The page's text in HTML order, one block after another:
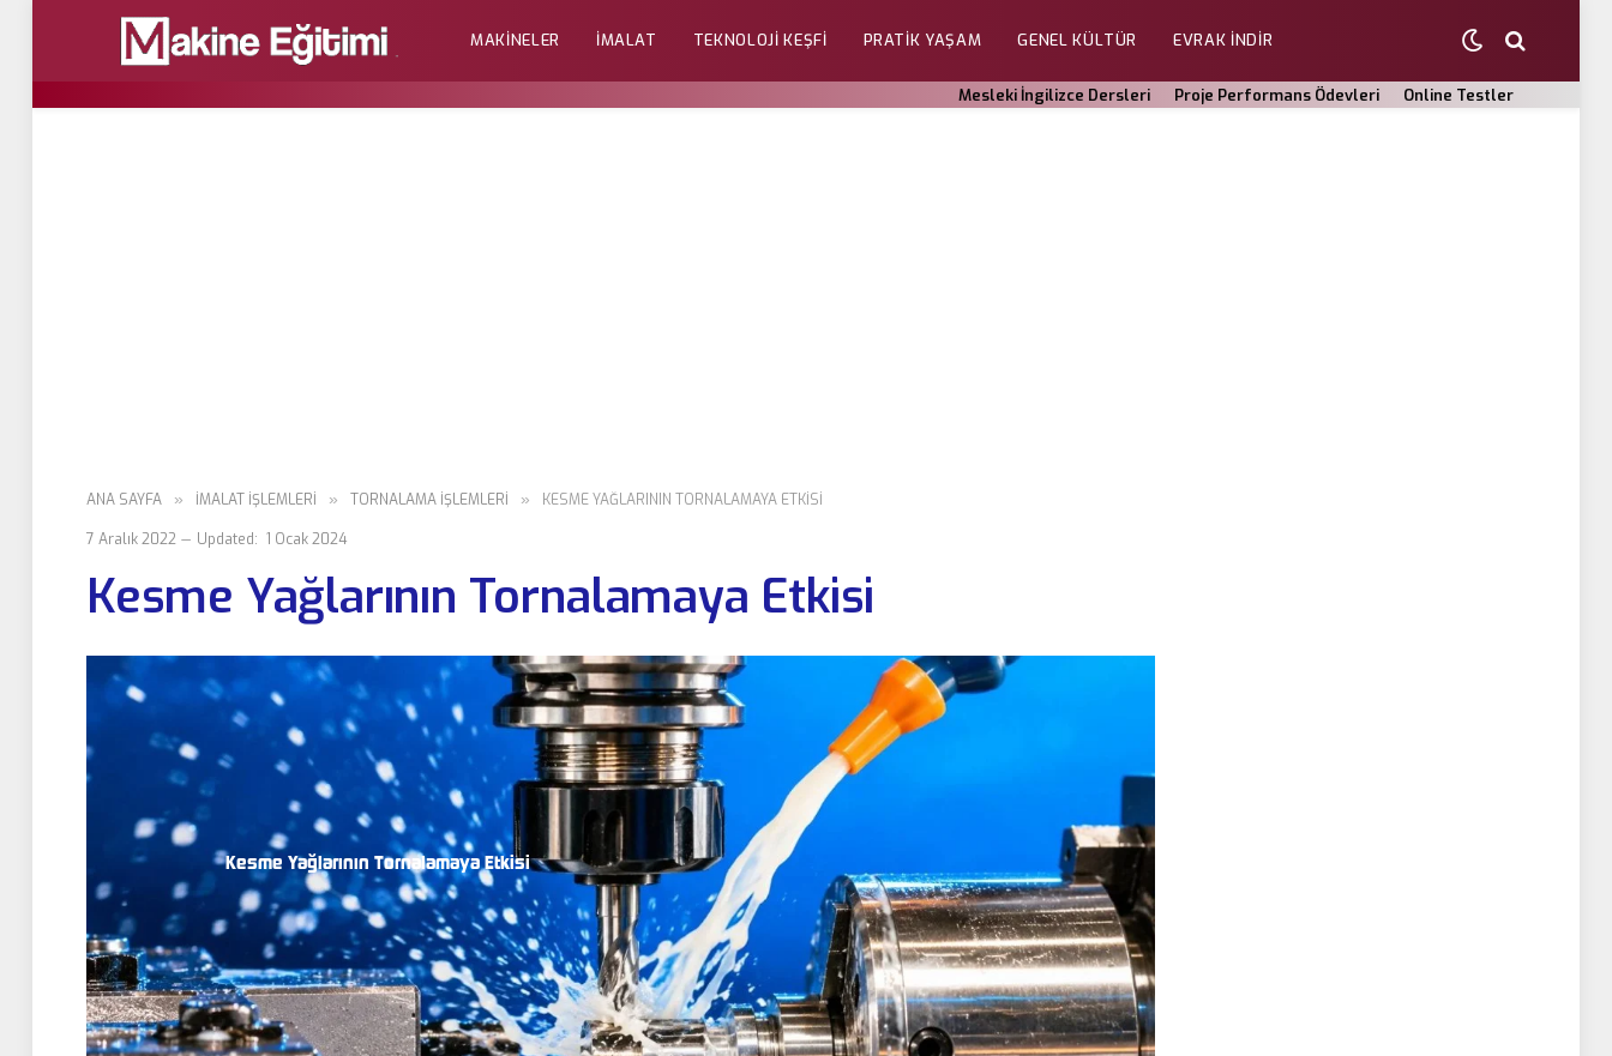
MAKINELER İMALAT TEKNOLOJI KEŞFI PRATIK YAŞAM GENEL KÜLTÜR EVRAK İNDİR
Mesleki İngilizce Dersleri Proje Performans Ödevleri Online Testler
ANA SAYFA » İMALAT İŞLEMLERİ » TORNALAMA İŞLEMLERI » KESME YAĞLARININ TORNALAMAYA ETKISI
7 Aralık 2022 Updated: 1 Ocak 2024
Kesme Yağlarının Tornalamaya Etkisi
Kesme Yağlarının Tornalamaya Etkisi